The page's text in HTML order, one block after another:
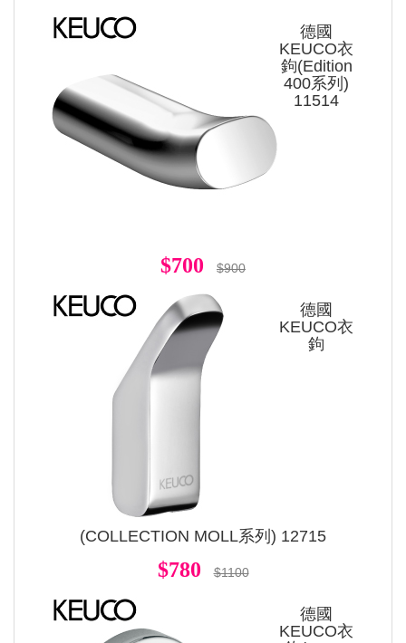
德國
KEUCO衣
鉤(Edition
400系列)
11514
$700 $900
德國
KEUCO衣
鉤
(COLLECTION MOLL系列) 12715
$780 $1100
德國
KEUCO衣